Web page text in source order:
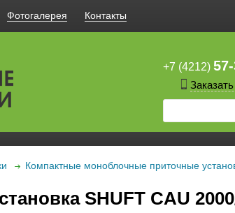
+7 (4212)
Фотогалерея Контакты
Компактные моноблочные приточные
SHUFT CAU